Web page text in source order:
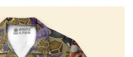
roche Pokémon